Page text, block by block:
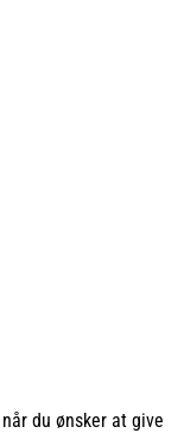
du ønsker at give